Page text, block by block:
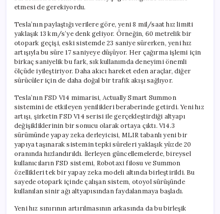
etmesi de gerekiyordu.
Tesla’nın paylaştığı verilere göre, yeni 8 mil/saat hız limiti
yaklaşık 13 km/s’ye denk geliyor. Örneğin, 60 metrelik bir
otopark geçişi, eski sistemde 23 saniye sürerken, yeni hız
artışıyla bu süre 17 saniyeye düşüyor. Her çağırma işlemi için
birkaç saniyelik bu fark, sık kullanımda deneyimi önemli
ölçüde iyileştiriyor. Daha akıcı hareket eden araçlar, diğer
sürücüler için de daha doğal bir trafik akışı sağlıyor.
Tesla’nın FSD V14 mimarisi, Actually Smart Summon
sistemini de etkileyen yenilikleri beraberinde getirdi. Yeni hız
artışı, şirketin FSD V14 serisi ile gerçekleştirdiği altyapı
değişikliklerinin bir sonucu olarak ortaya çıktı. V14.3
sürümünde yapay zeka derleyicisi, MLIR tabanlı yeni bir
yapıya taşınarak sistemin tepki süreleri yaklaşık yüzde 20
oranında hızlandırıldı. İlerleyen güncellemelerde, bireysel
kullanıcıların FSD sistemi, Robotaxi filosu ve Summon
özellikleri tek bir yapay zeka modeli altında birleştirildi. Bu
sayede otopark içinde çalışan sistem, otoyol sürüşünde
kullanılan sinir ağı altyapısından faydalanmaya başladı.
Yeni hız sınırının artırılmasının arkasında da bu birleşik